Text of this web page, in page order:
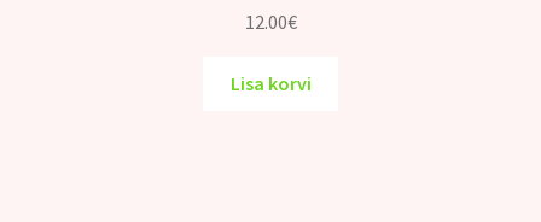
12.00€
Lisa korvi